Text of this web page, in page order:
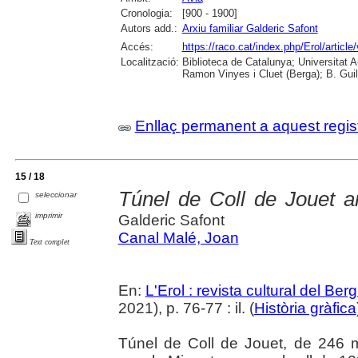
Cronologia:
[900 - 1900]
Autors add.: Arxiu familiar Galderic Safont
Accés:
https://raco.cat/index.php/Erol/article/
Localització: Biblioteca de Catalunya; Universitat
Ramon Vinyes i Cluet (Berga); B.
Enllaç permanent a aquest
15 / 18
seleccionar
imprimir
Text complet
Túnel de Coll de Jouet
Galderic Safont
Canal Malé, Joan
En: L'Erol : revista cultural del
2021), p. 76-77 : il. (Història gràfica
Túnel de Coll de Jouet, de 246